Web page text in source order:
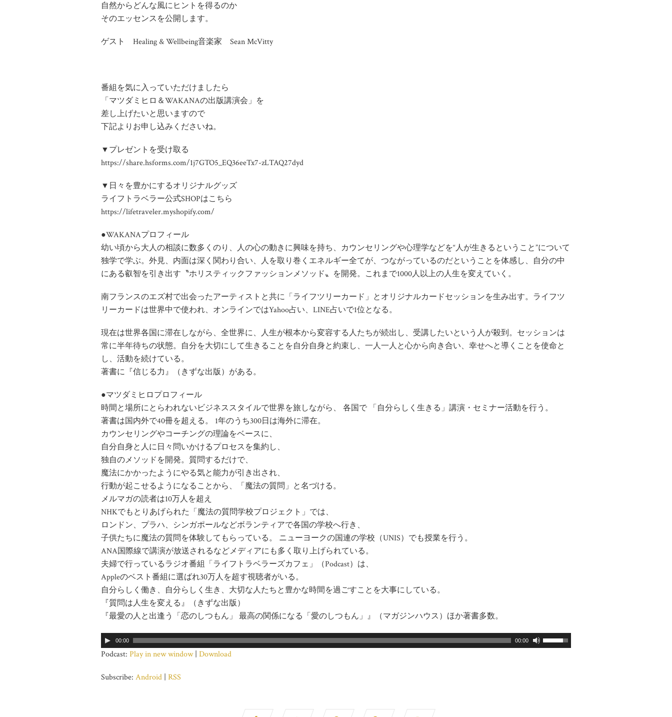
自然からどんな風にヒントを得るのか
そのエッセンスを公開します。
ゲスト Healing & Wellbeing音楽家 Sean McVitty
番組を気に入っていただけましたら
「マツダミヒロ＆WAKANAの出版講演会」を
差し上げたいと思いますので
下記よりお申し込みくださいね。
▼プレゼントを受け取る
https://share.hsforms.com/1j7GTO5_EQ36eeTx7-zLTAQ27dyd
▼日々を豊かにするオリジナルグッズ
ライフトラベラー公式SHOPはこちら
https://lifetraveler.myshopify.com/
●WAKANAプロフィール
幼い頃から大人の相談に数多くのり、人の心の動きに興味を持ち、カウンセリングや心理学などを“人が生きるということ”について
独学で学ぶ。外見、内面は深く関わり合い、人を取り巻くエネルギー全てが、つながっているのだということを体感し、自分の中
にある叡智を引き出す〝ホリスティックファッションメソッド〟を開発。これまで1000人以上の人生を変えていく。
南フランスのエズ村で出会ったアーティストと共に「ライフツリーカード」とオリジナルカードセッションを生み出す。ライフツ
リーカードは世界中で使われ、オンラインではYahoo占い、LINE占いで1位となる。
現在は世界各国に滞在しながら、全世界に、人生が根本から変容する人たちが続出し、受講したいという人が殺到。セッションは
常に半年待ちの状態。自分を大切にして生きることを自分自身と約束し、一人一人と心から向き合い、幸せへと導くことを使命と
し、活動を続けている。
著書に『信じる力』（きずな出版）がある。
●マツダミヒロプロフィール
時間と場所にとらわれないビジネススタイルで世界を旅しながら、 各国で 「自分らしく生きる」講演・セミナー活動を行う。
著書は国内外で40冊を超える。 1年のうち300日は海外に滞在。
カウンセリングやコーチングの理論をベースに、
自分自身と人に日々問いかけるプロセスを集約し、
独自のメソッドを開発。質問するだけで、
魔法にかかったようにやる気と能力が引き出され、
行動が起こせるようになることから、「魔法の質問」と名づける。
メルマガの読者は10万人を超え
NHKでもとりあげられた「魔法の質問学校プロジェクト」では、
ロンドン、プラハ、シンガポールなどボランティアで各国の学校へ行き、
子供たちに魔法の質問を体験してもらっている。 ニューヨークの国連の学校（UNIS）でも授業を行う。
ANA国際線で講演が放送されるなどメディアにも多く取り上げられている。
夫婦で行っているラジオ番組「ライフトラベラーズカフェ」（Podcast）は、
Appleのベスト番組に選ばれ30万人を超す視聴者がいる。
自分らしく働き、自分らしく生き、大切な人たちと豊かな時間を過ごすことを大事にしている。
『質問は人生を変える』（きずな出版）
『最愛の人と出逢う「恋のしつもん」 最高の関係になる「愛のしつもん」』（マガジンハウス）ほか著書多数。
00:00 00:00
Podcast: Play in new window| Download
Subscribe: Android RSS